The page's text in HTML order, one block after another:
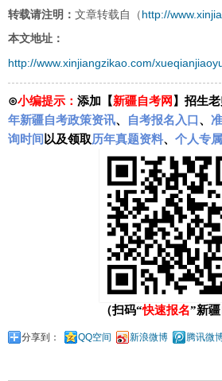
转载请注明： 文章转载自（ http://
本文地址：
http://www.xinjiangzikao.com/
⊙小编提示： 添加【新疆自考网 】招生
年新疆自考政策资讯、 自考报名入口 、
询时间 以及领取历年真题资料、 个人专
（扫码“快速报名”新疆
分享到： QQ空间 新浪微博 腾讯微